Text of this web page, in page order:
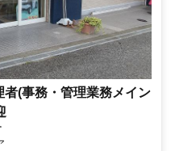
(事務・管理業務メイン